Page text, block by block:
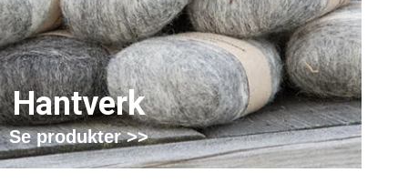
Hantverk
Se produkter >>